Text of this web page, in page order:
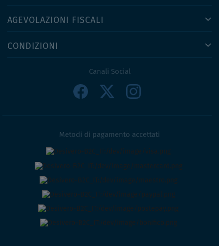
AGEVOLAZIONI FISCALI
CONDIZIONI
Canali Social
Metodi di pagamento accettati